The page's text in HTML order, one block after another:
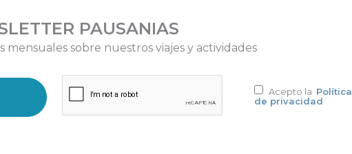
PAUSANIAS
mensuales sobre nuestros viajes y actividades
Acepto la Política
de privacidad